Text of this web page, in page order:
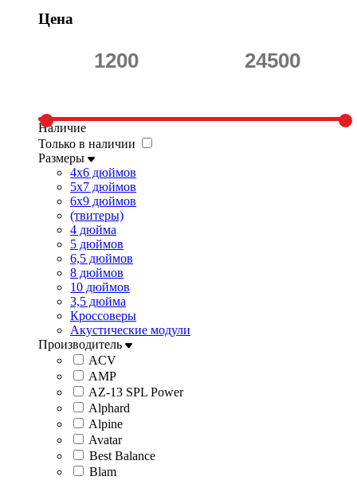
Цена
Наличие
Только в наличии
Размеры
4x6 дюймов
5x7 дюймов
6x9 дюймов
(твитеры)
4 дюйма
5 дюймов
6,5 дюймов
8 дюймов
10 дюймов
3,5 дюйма
Кроссоверы
Акустические модули
Производитель
ACV
AMP
AZ-13 SPL Power
Alphard
Alpine
Avatar
Best Balance
Blam